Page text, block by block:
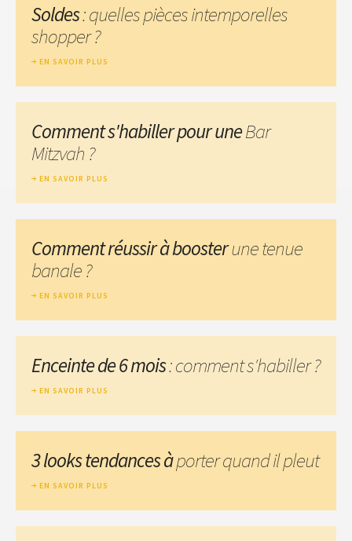
Soldes: quelles pièces intemporelles
shopper ?
EN SAVOIR PLUS
Comment s'habiller pour uneBar
Mitzvah ?
EN SAVOIR PLUS
Comment réussir à boosterune tenue
banale ?
EN SAVOIR PLUS
Enceinte de 6 mois: comment s'habiller ?
EN SAVOIR PLUS
3 looks tendances àporter quand il pleut
EN SAVOIR PLUS